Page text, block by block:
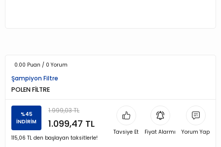
0.00 Puan / 0 Yorum
Şampiyon Filtre
POLEN FİLTRE
%45
İNDİRİM
1.999,03 TL
1.099,47 TL
115,06 TL den başlayan taksitlerle!
Tavsiye Et Fiyat Alarmı Yorum Yap